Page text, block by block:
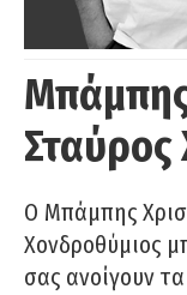
Σταύρος
O Μπάμπης
Χονδροθύμιος
σας ανοίγουν